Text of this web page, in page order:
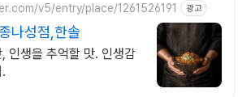
v5/entry/place/1261526191 광고
나성점,한솔
인생을 추억할 맛. 인생감